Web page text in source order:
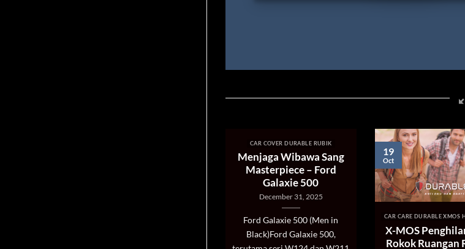
Galaxie 500
December 31, 2025
Ford Galaxie 500 (Men in
Black)Ford Galaxie 500,
terutama seri W124 dan W211
adalah sebuah
CAR CARE DURABLE XMOS
X-MOS Penghilang
Penyegar Udara